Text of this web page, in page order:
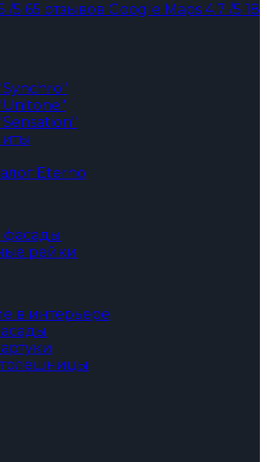
/5 65 отзывов Google Maps 4.7 /5 18
Eterno
рейки
в интерьере